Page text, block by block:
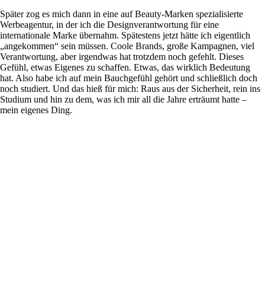
Später zog es mich dann in eine auf Beauty-Marken spezialisierte
Werbeagentur, in der ich die Designverantwortung für eine
internationale Marke übernahm. Spätestens jetzt hätte ich eigentlich
„angekommen“ sein müssen. Coole Brands, große Kampagnen, viel
Verantwortung, aber irgendwas hat trotzdem noch gefehlt. Dieses
Gefühl, etwas Eigenes zu schaffen. Etwas, das wirklich Bedeutung
hat. Also habe ich auf mein Bauchgefühl gehört und schließlich doch
noch studiert. Und das hieß für mich: Raus aus der Sicherheit, rein ins
Studium und hin zu dem, was ich mir all die Jahre erträumt hatte –
mein eigenes Ding.